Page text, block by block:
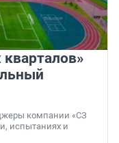
компании «СЗ
испытаниях и